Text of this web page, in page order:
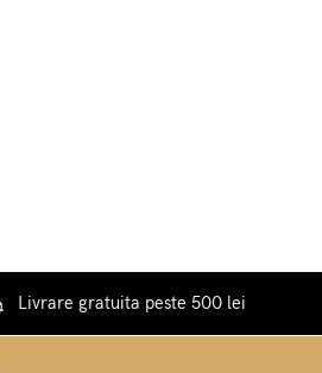
Livrare gratuita peste 500 lei